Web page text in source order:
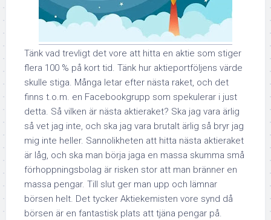
Tänk vad trevligt det vore att hitta en aktie som stiger
flera 100 % på kort tid. Tänk hur aktieportföljens värde
skulle stiga. Många letar efter nästa raket, och det
finns t.o.m. en Facebookgrupp som spekulerar i just
detta. Så vilken är nästa aktieraket? Ska jag vara ärlig
så vet jag inte, och ska jag vara brutalt ärlig så bryr jag
mig inte heller. Sannolikheten att hitta nästa aktieraket
är låg, och ska man börja jaga en massa skumma små
förhoppningsbolag är risken stor att man bränner en
massa pengar. Till slut ger man upp och lämnar
börsen helt. Det tycker Aktiekemisten vore synd då
börsen är en fantastisk plats att tjäna pengar på.